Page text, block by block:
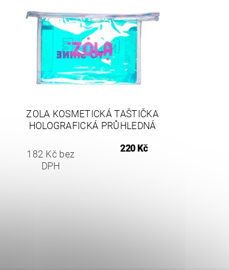
ZOLA KOSMETICKÁ TAŠTIČKA
HOLOGRAFICKÁ PRŮHLEDNÁ
182 Kč bez
DPH
220 Kč